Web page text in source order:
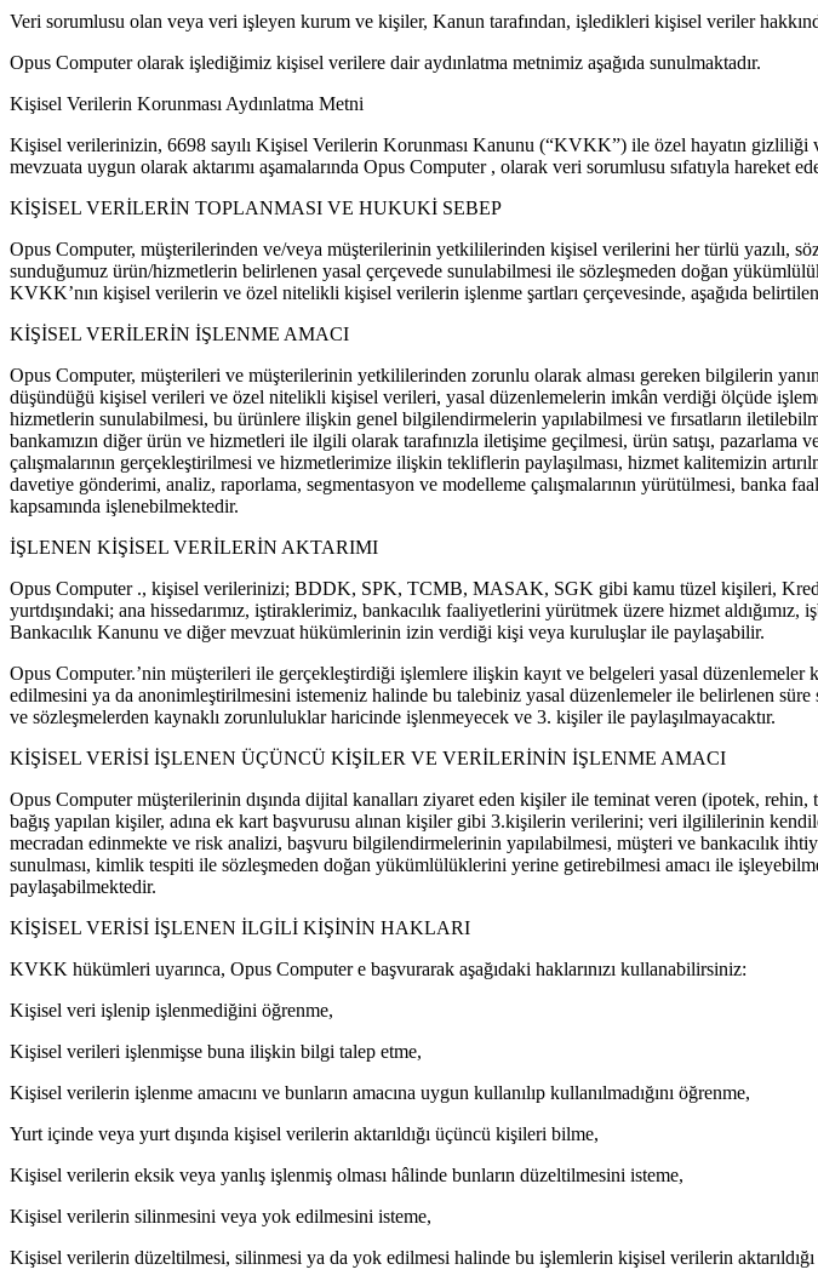
Veri sorumlusu olan veya veri işleyen kurum ve kişiler, Kanun tarafından, işledikleri kişisel veriler
Opus Computer olarak işlediğimiz kişisel verilere dair aydınlatma metnimiz aşağıda sunulmaktadır.
Kişisel Verilerin Korunması Aydınlatma Metni
Kişisel verilerinizin, 6698 sayılı Kişisel Verilerin Korunması Kanunu (“KVKK”) ile özel hayatın
mevzuata uygun olarak aktarımı aşamalarında Opus Computer , olarak veri sorumlusu sıfatıyla
KİŞİSEL VERİLERİN TOPLANMASI VE HUKUKİ SEBEP
Opus Computer, müşterilerinden ve/veya müşterilerinin yetkililerinden kişisel verilerini her türlü yazılı,
sunduğumuz ürün/hizmetlerin belirlenen yasal çerçevede sunulabilmesi ile sözleşmeden doğan
KVKK’nın kişisel verilerin ve özel nitelikli kişisel verilerin işlenme şartları çerçevesinde, aşağıda
KİŞİSEL VERİLERİN İŞLENME AMACI
Opus Computer, müşterileri ve müşterilerinin yetkililerinden zorunlu olarak alması gereken bilgilerin
düşündüğü kişisel verileri ve özel nitelikli kişisel verileri, yasal düzenlemelerin imkân verdiği ölçüde
hizmetlerin sunulabilmesi, bu ürünlere ilişkin genel bilgilendirmelerin yapılabilmesi ve fırsatların
bankamızın diğer ürün ve hizmetleri ile ilgili olarak tarafınızla iletişime geçilmesi, ürün satışı,
çalışmalarının gerçekleştirilmesi ve hizmetlerimize ilişkin tekliflerin paylaşılması, hizmet kalitemizin
davetiye gönderimi, analiz, raporlama, segmentasyon ve modelleme çalışmalarının yürütülmesi, banka
kapsamında işlenebilmektedir.
İŞLENEN KİŞİSEL VERİLERİN AKTARIMI
Opus Computer ., kişisel verilerinizi; BDDK, SPK, TCMB, MASAK, SGK gibi kamu tüzel kişileri,
yurtdışındaki; ana hissedarımız, iştiraklerimiz, bankacılık faaliyetlerini yürütmek üzere hizmet
Bankacılık Kanunu ve diğer mevzuat hükümlerinin izin verdiği kişi veya kuruluşlar ile paylaşabilir.
Opus Computer.’nin müşterileri ile gerçekleştirdiği işlemlere ilişkin kayıt ve belgeleri yasal
edilmesini ya da anonimleştirilmesini istemeniz halinde bu talebiniz yasal düzenlemeler ile belirlenen
ve sözleşmelerden kaynaklı zorunluluklar haricinde işlenmeyecek ve 3. kişiler ile paylaşılmayacaktır.
KİŞİSEL VERİSİ İŞLENEN ÜÇÜNCÜ KİŞİLER VE VERİLERİNİN İŞLENME AMACI
Opus Computer müşterilerinin dışında dijital kanalları ziyaret eden kişiler ile teminat veren (ipotek,
bağış yapılan kişiler, adına ek kart başvurusu alınan kişiler gibi 3.kişilerin verilerini; veri ilgililerinin
mecradan edinmekte ve risk analizi, başvuru bilgilendirmelerinin yapılabilmesi, müşteri ve bankacılık
sunulması, kimlik tespiti ile sözleşmeden doğan yükümlülüklerini yerine getirebilmesi amacı ile
paylaşabilmektedir.
KİŞİSEL VERİSİ İŞLENEN İLGİLİ KİŞİNİN HAKLARI
KVKK hükümleri uyarınca, Opus Computer e başvurarak aşağıdaki haklarınızı kullanabilirsiniz:
Kişisel veri işlenip işlenmediğini öğrenme,
Kişisel verileri işlenmişse buna ilişkin bilgi talep etme,
Kişisel verilerin işlenme amacını ve bunların amacına uygun kullanılıp kullanılmadığını öğrenme,
Yurt içinde veya yurt dışında kişisel verilerin aktarıldığı üçüncü kişileri bilme,
Kişisel verilerin eksik veya yanlış işlenmiş olması hâlinde bunların düzeltilmesini isteme,
Kişisel verilerin silinmesini veya yok edilmesini isteme,
Kişisel verilerin düzeltilmesi, silinmesi ya da yok edilmesi halinde bu işlemlerin kişisel verilerin